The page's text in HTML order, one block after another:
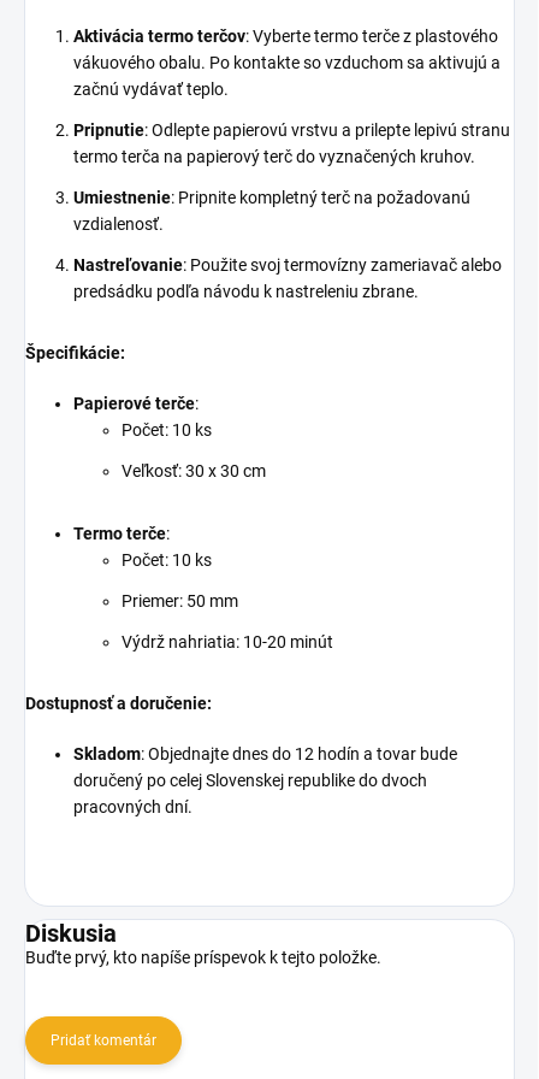
Aktivácia termo terčov: Vyberte termo terče z plastového
vákuového obalu. Po kontakte so vzduchom sa aktivujú a
začnú vydávať teplo.
Pripnutie: Odlepte papierovú vrstvu a prilepte lepivú stranu
termo terča na papierový terč do vyznačených kruhov.
Umiestnenie: Pripnite kompletný terč na požadovanú
vzdialenosť.
Nastreľovanie: Použite svoj termovízny zameriavač alebo
predsádku podľa návodu k nastreleniu zbrane.
Špecifikácie:
Papierové terče:
Počet: 10 ks
Veľkosť: 30 x 30 cm
Termo terče:
Počet: 10 ks
Priemer: 50 mm
Výdrž nahriatia: 10-20 minút
Dostupnosť a doručenie:
Skladom: Objednajte dnes do 12 hodín a tovar bude
doručený po celej Slovenskej republike do dvoch
pracovných dní.
Diskusia
Buďte prvý, kto napíše príspevok k tejto položke.
Pridať komentár